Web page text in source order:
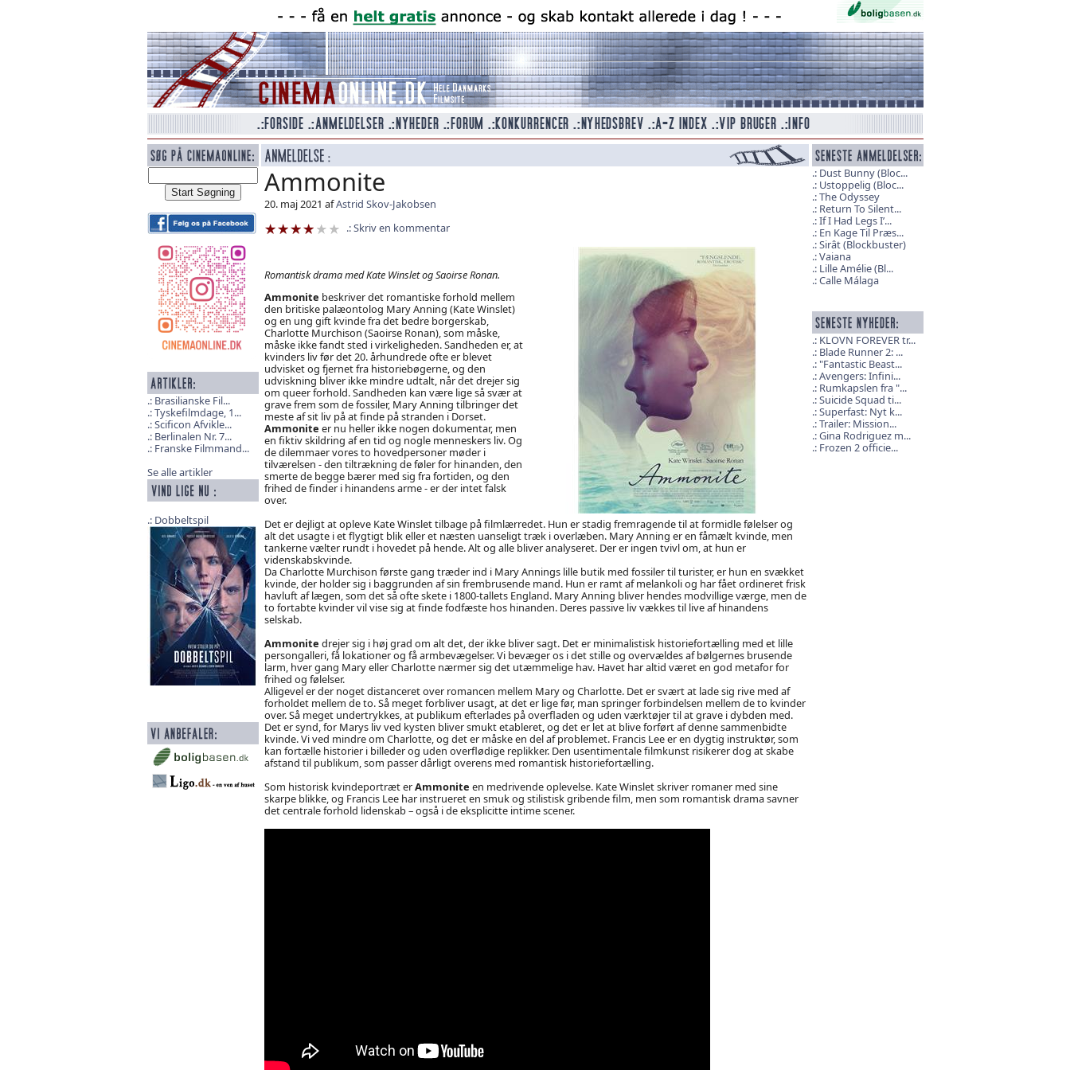
Brasilianske Fil...
Tyskefilmdage, 1...
Scificon Afvikle...
Berlinalen Nr. 7...
Franske Filmmand...
Se alle artikler
Dobbeltspil
Ammonite
20. maj 2021 afAstrid Skov-Jakobsen
Skriv en kommentar
Romantisk drama med Kate Winslet og Saoirse Ronan.
Ammonite beskriver det romantiske forhold mellem
den britiske palæontolog Mary Anning (Kate Winslet)
og en ung gift kvinde fra det bedre borgerskab,
Charlotte Murchison (Saoirse Ronan), som måske,
måske ikke fandt sted i virkeligheden. Sandheden er, at
kvinders liv før det 20. århundrede ofte er blevet
udvisket og fjernet fra historiebøgerne, og den
udviskning bliver ikke mindre udtalt, når det drejer sig
om queer forhold. Sandheden kan være lige så svær at
grave frem som de fossiler, Mary Anning tilbringer det
meste af sit liv på at finde på stranden i Dorset.
Ammonite er nu heller ikke nogen dokumentar, men
en fiktiv skildring af en tid og nogle menneskers liv. Og
de dilemmaer vores to hovedpersoner møder i
tilværelsen - den tiltrækning de føler for hinanden, den
smerte de begge bærer med sig fra fortiden, og den
frihed de finder i hinandens arme - er der intet falsk
over.
Det er dejligt at opleve Kate Winslet tilbage på filmlærredet. Hun er stadig fremragende til at formidle følelser og
alt det usagte i et flygtigt blik eller et næsten uanseligt træk i overlæben. Mary Anning er en fåmælt kvinde, men
tankerne vælter rundt i hovedet på hende. Alt og alle bliver analyseret. Der er ingen tvivl om, at hun er
videnskabskvinde.
Da Charlotte Murchison første gang træder ind i Mary Annings lille butik med fossiler til turister, er hun en svækket
kvinde, der holder sig i baggrunden af sin frembrusende mand. Hun er ramt af melankoli og har fået ordineret frisk
havluft af lægen, som det så ofte skete i 1800-tallets England. Mary Anning bliver hendes modvillige værge, men de
to fortabte kvinder vil vise sig at finde fodfæste hos hinanden. Deres passive liv vækkes til live af hinandens
selskab.
Ammonite drejer sig i høj grad om alt det, der ikke bliver sagt. Det er minimalistisk historiefortælling med et lille
persongalleri, få lokationer og få armbevægelser. Vi bevæger os i det stille og overvældes af bølgernes brusende
larm, hver gang Mary eller Charlotte nærmer sig det utæmmelige hav. Havet har altid været en god metafor for
frihed og følelser.
Alligevel er der noget distanceret over romancen mellem Mary og Charlotte. Det er svært at lade sig rive med af
forholdet mellem de to. Så meget forbliver usagt, at det er lige før, man springer forbindelsen mellem de to kvinder
over. Så meget undertrykkes, at publikum efterlades på overfladen og uden værktøjer til at grave i dybden med.
Det er synd, for Marys liv ved kysten bliver smukt etableret, og det er let at blive forført af denne sammenbidte
kvinde. Vi ved mindre om Charlotte, og det er måske en del af problemet. Francis Lee er en dygtig instruktør, som
kan fortælle historier i billeder og uden overflødige replikker. Den usentimentale filmkunst risikerer dog at skabe
afstand til publikum, som passer dårligt overens med romantisk historiefortælling.
Som historisk kvindeportræt erAmmonite en medrivende oplevelse. Kate Winslet skriver romaner med sine
skarpe blikke, og Francis Lee har instrueret en smuk og stilistisk gribende film, men som romantisk drama savner
det centrale forhold lidenskab – også i de eksplicitte intime scener.
Dust Bunny (Bloc...
Ustoppelig (Bloc...
The Odyssey
Return To Silent...
If I Had Legs I’...
En Kage Til Præs...
Sirât (Blockbuster)
Vaiana
Lille Amélie (Bl...
Calle Málaga
KLOVN FOREVER tr...
Blade Runner 2: ...
"Fantastic Beast...
Avengers: Infini...
Rumkapslen fra "...
Suicide Squad ti...
Superfast: Nyt k...
Trailer: Mission...
Gina Rodriguez m...
Frozen 2 officie...